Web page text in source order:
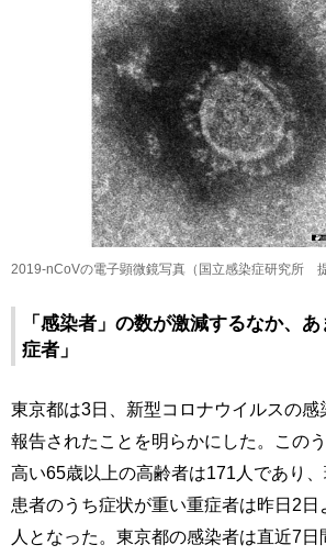
2019-nCoVの電子顕微鏡写真（国立感染症研究所 提
「感染者」の数が激減するなか、
症者」
東京都は3日、新型コロナウイルスの感
報告されたことを明らかにした。この
高い65歳以上の高齢者は171人であり
患者のうち症状が重い重症者は昨日2
人となった。東京都の感染者は直近7